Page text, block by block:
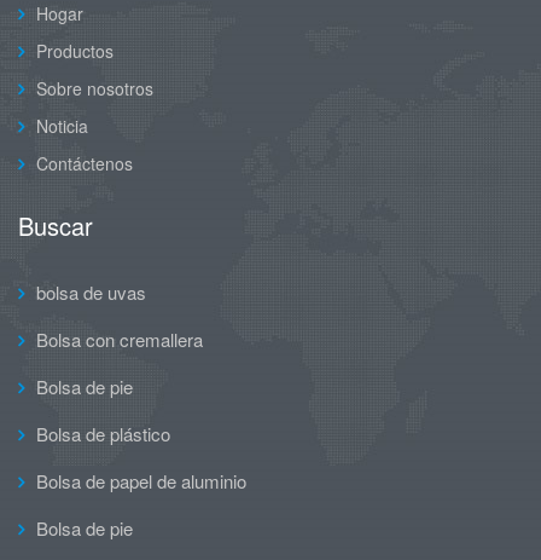
Hogar
Productos
Sobre nosotros
Noticia
Contáctenos
Buscar
bolsa de uvas
Bolsa con cremallera
Bolsa de pie
Bolsa de plástico
Bolsa de papel de aluminio
Bolsa de pie